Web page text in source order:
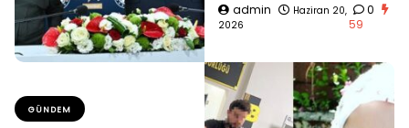
admin
Haziran 20,
2026
0
59
GÜNDEM